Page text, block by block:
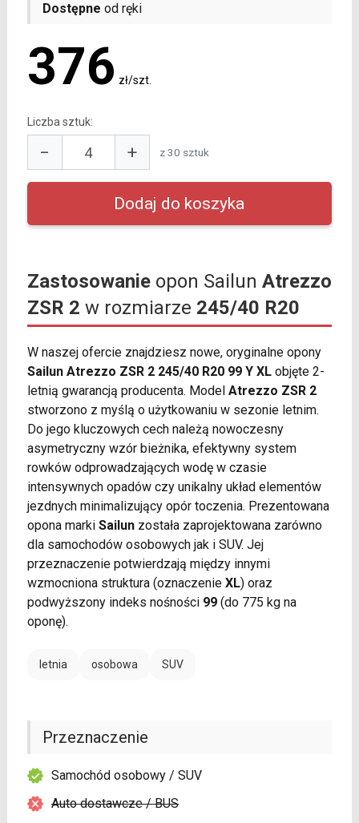
Dostępne od ręki
376 zł/szt.
Liczba sztuk:
− + z 30 sztuk
Zastosowanieopon Sailun Atrezzo
ZSR 2 w rozmiarze 245/40 R20
W naszej ofercie znajdziesz nowe, oryginalne opony
Sailun Atrezzo ZSR 2 245/40 R20 99 Y XLobjęte 2-
letnią gwarancją producenta. Model Atrezzo ZSR 2
stworzono z myślą o użytkowaniu w sezonie letnim.
Do jego kluczowych cech należą nowoczesny
asymetryczny wzór bieżnika, efektywny system
rowków odprowadzających wodę w czasie
intensywnych opadów czy unikalny układ elementów
jezdnych minimalizujący opór toczenia. Prezentowana
opona marki Sailunzostała zaprojektowana zarówno
dla samochodów osobowych jak i SUV. Jej
przeznaczenie potwierdzają między innymi
wzmocniona struktura (oznaczenie XL) oraz
podwyższony indeks nośności 99(do 775 kg na
oponę).
letnia osobowa SUV
Przeznaczenie
Samochód osobowy / SUV
Auto dostawcze / BUS